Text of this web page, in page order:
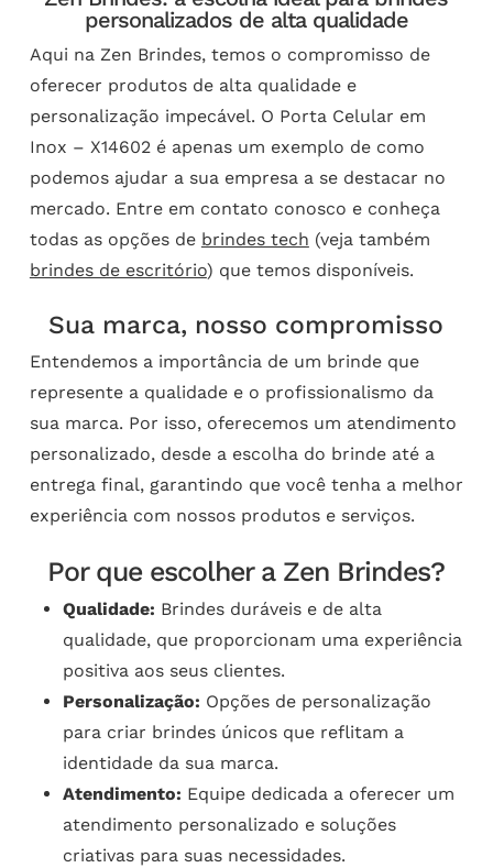
personalizados de alta qualidade
Aqui na Zen Brindes, temos o compromisso de
oferecer produtos de alta qualidade e
personalização impecável. O Porta Celular em
Inox – X14602 é apenas um exemplo de como
podemos ajudar a sua empresa a se destacar no
mercado. Entre em contato conosco e conheça
todas as opções de brindes tech (veja também
brindes de escritório) que temos disponíveis.
Sua marca, nosso compromisso
Entendemos a importância de um brinde que
represente a qualidade e o profissionalismo da
sua marca. Por isso, oferecemos um atendimento
personalizado, desde a escolha do brinde até a
entrega final, garantindo que você tenha a melhor
experiência com nossos produtos e serviços.
Por que escolher a Zen Brindes?
Qualidade: Brindes duráveis e de alta
qualidade, que proporcionam uma experiência
positiva aos seus clientes.
Personalização: Opções de personalização
para criar brindes únicos que reflitam a
identidade da sua marca.
Atendimento: Equipe dedicada a oferecer um
atendimento personalizado e soluções
criativas para suas necessidades.